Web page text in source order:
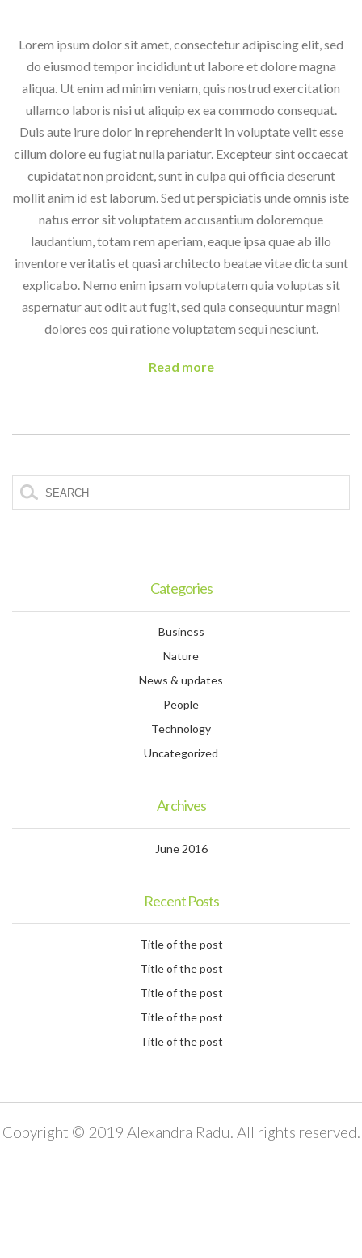
Lorem ipsum dolor sit amet, consectetur adipiscing elit, sed
do eiusmod tempor incididunt ut labore et dolore magna
aliqua. Ut enim ad minim veniam, quis nostrud exercitation
ullamco laboris nisi ut aliquip ex ea commodo consequat.
Duis aute irure dolor in reprehenderit in voluptate velit esse
cillum dolore eu fugiat nulla pariatur. Excepteur sint occaecat
cupidatat non proident, sunt in culpa qui officia deserunt
mollit anim id est laborum.Sed ut perspiciatis unde omnis iste
natus error sit voluptatem accusantium doloremque
laudantium, totam rem aperiam, eaque ipsa quae ab illo
inventore veritatis et quasi architecto beatae vitae dicta sunt
explicabo. Nemo enim ipsam voluptatem quia voluptas sit
aspernatur aut odit aut fugit, sed quia consequuntur magni
dolores eos qui ratione voluptatem sequi nesciunt.
Read more
Categories
Business
Nature
News & updates
People
Technology
Uncategorized
Archives
June 2016
Recent Posts
Title of the post
Title of the post
Title of the post
Title of the post
Title of the post
Copyright © 2019 Alexandra Radu. All rights reserved.